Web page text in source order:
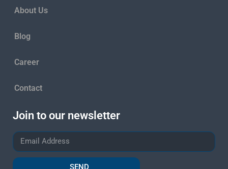
About Us
Blog
Career
Contact
Join to our newsletter
SEND